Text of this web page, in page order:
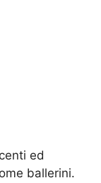
ed
ballerini.